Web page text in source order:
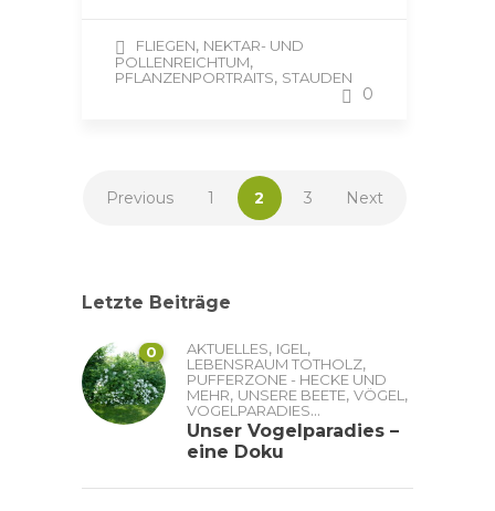
FLIEGEN, NEKTAR- UND
POLLENREICHTUM,
PFLANZENPORTRAITS, STAUDEN
0
Previous 1 2 3 Next
Letzte Beiträge
0 AKTUELLES, IGEL ,
LEBENSRAUM TOTHOLZ,
PUFFERZONE - HECKE UND
MEHR, UNSERE BEETE, VÖGEL ,
VOGELPARADIES...
Unser Vogelparadies –
eine Doku